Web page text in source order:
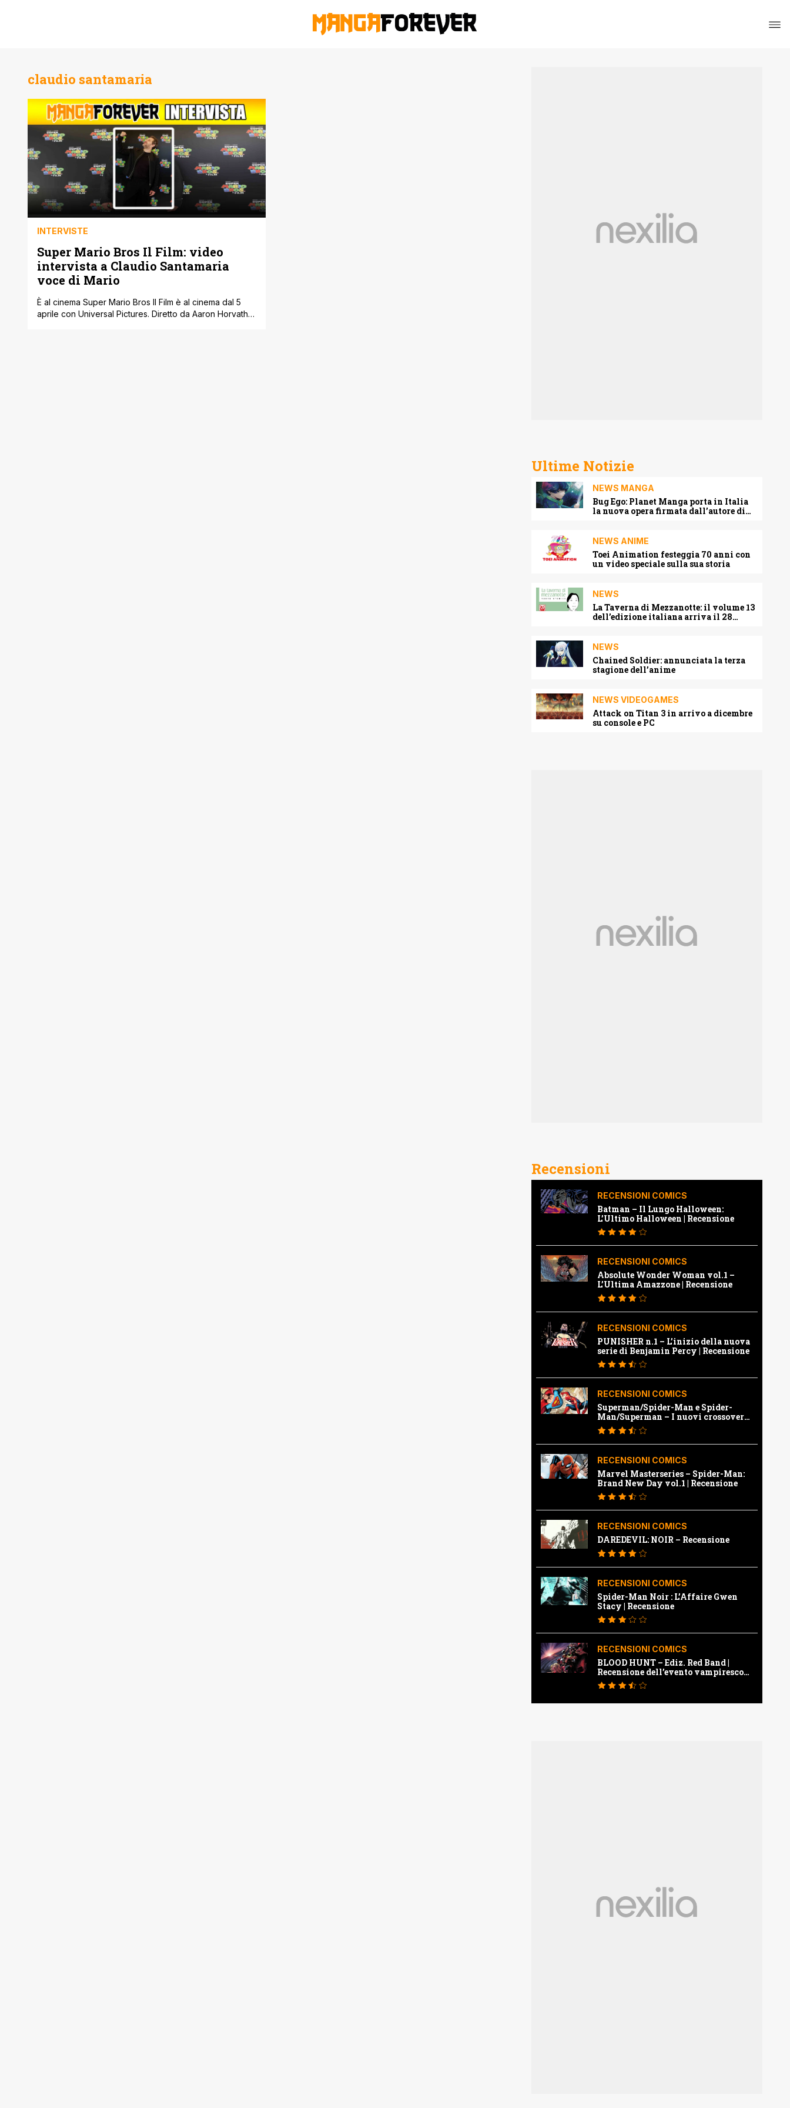
claudio santamaria
INTERVISTE
Super Mario Bros Il Film: video
intervista a Claudio Santamaria
voce di Mario
È al cinema Super Mario Bros Il Film è al cinema dal 5
aprile con Universal Pictures. Diretto da Aaron Horvath e
Ultime Notizie
NEWS MANGA
Bug Ego: Planet Manga porta in Italia
la nuova opera firmata dall’autore di
NEWS ANIME
Toei Animation festeggia 70 anni con
un video speciale sulla sua storia
NEWS
La Taverna di Mezzanotte: il volume 13
dell’edizione italiana arriva il 28
NEWS
Chained Soldier: annunciata la terza
stagione dell’anime
NEWS VIDEOGAMES
Attack on Titan 3 in arrivo a dicembre
su console e PC
Recensioni
RECENSIONI COMICS
Batman – Il Lungo Halloween:
L’Ultimo Halloween | Recensione
RECENSIONI COMICS
Absolute Wonder Woman vol.1 –
L’Ultima Amazzone | Recensione
RECENSIONI COMICS
PUNISHER n.1 – L’inizio della nuova
serie di Benjamin Percy | Recensione
RECENSIONI COMICS
Superman/Spider-Man e Spider-
Man/Superman – I nuovi crossover
Marvel e Dc | Recensione
RECENSIONI COMICS
Marvel Masterseries – Spider-Man:
Brand New Day vol.1 | Recensione
RECENSIONI COMICS
DAREDEVIL: NOIR – Recensione
RECENSIONI COMICS
Spider-Man Noir : L’Affaire Gwen
Stacy | Recensione
RECENSIONI COMICS
BLOOD HUNT – Ediz. Red Band |
Recensione dell’evento vampiresco
della Marvel